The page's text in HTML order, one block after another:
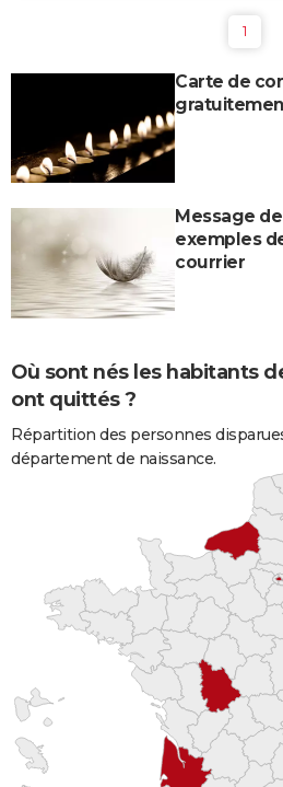
1
Carte de
Message
exemples
courrier
Où sont nés les habitants
ont quittés ?
Répartition des personnes
département de naissance.